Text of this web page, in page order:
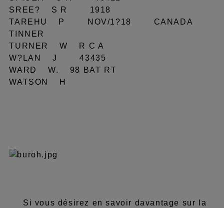
SREE? S R 1918
TAREHU P NOV/1?18 CANADA
TINNER
TURNER W R C A
W?LAN J 43435
WARD W. 98 BAT RT
WATSON H
Si vous désirez en savoir davantage sur la